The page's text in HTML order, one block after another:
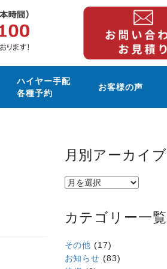
ハイヤー手配
各種予約
お客様の声
月別アーカイブ
カテゴリー一覧
その他 (17)
お知らせ (83)